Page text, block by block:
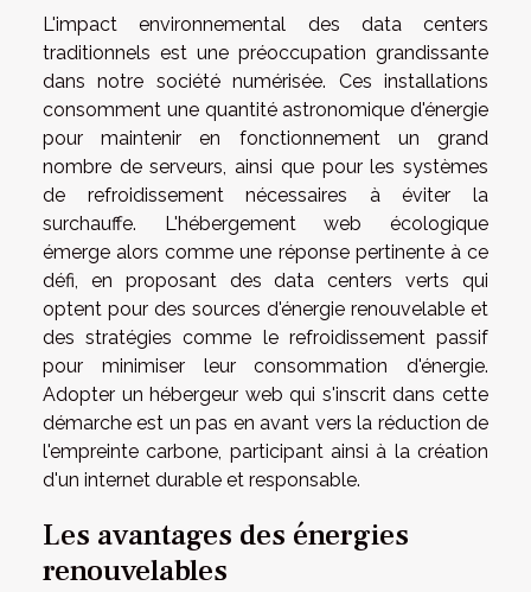
L'impact environnemental des data centers
traditionnels est une préoccupation grandissante
dans notre société numérisée. Ces installations
consomment une quantité astronomique d'énergie
pour maintenir en fonctionnement un grand
nombre de serveurs, ainsi que pour les systèmes
de refroidissement nécessaires à éviter la
surchauffe. L'hébergement web écologique
émerge alors comme une réponse pertinente à ce
défi, en proposant des data centers verts qui
optent pour des sources d'énergie renouvelable et
des stratégies comme le refroidissement passif
pour minimiser leur consommation d'énergie.
Adopter un hébergeur web qui s'inscrit dans cette
démarche est un pas en avant vers la réduction de
l'empreinte carbone, participant ainsi à la création
d'un internet durable et responsable.
Les avantages des énergies
renouvelables